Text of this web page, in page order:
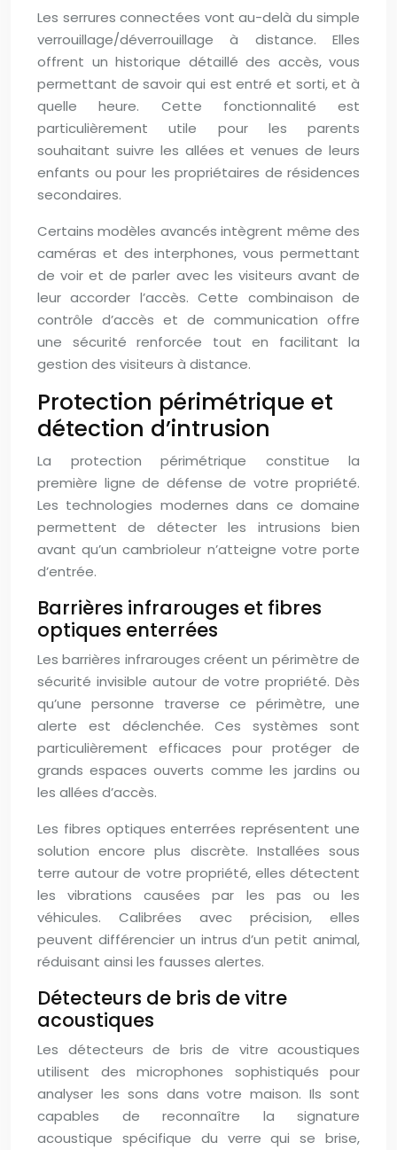
Les serrures connectées vont au-delà du simple
verrouillage/déverrouillage à distance. Elles
offrent un historique détaillé des accès, vous
permettant de savoir qui est entré et sorti, et à
quelle heure. Cette fonctionnalité est
particulièrement utile pour les parents
souhaitant suivre les allées et venues de leurs
enfants ou pour les propriétaires de résidences
secondaires.
Certains modèles avancés intègrent même des
caméras et des interphones, vous permettant
de voir et de parler avec les visiteurs avant de
leur accorder l’accès. Cette combinaison de
contrôle d’accès et de communication offre
une sécurité renforcée tout en facilitant la
gestion des visiteurs à distance.
Protection périmétrique et
détection d’intrusion
La protection périmétrique constitue la
première ligne de défense de votre propriété.
Les technologies modernes dans ce domaine
permettent de détecter les intrusions bien
avant qu’un cambrioleur n’atteigne votre porte
d’entrée.
Barrières infrarouges et fibres
optiques enterrées
Les barrières infrarouges créent un périmètre de
sécurité invisible autour de votre propriété. Dès
qu’une personne traverse ce périmètre, une
alerte est déclenchée. Ces systèmes sont
particulièrement efficaces pour protéger de
grands espaces ouverts comme les jardins ou
les allées d’accès.
Les fibres optiques enterrées représentent une
solution encore plus discrète. Installées sous
terre autour de votre propriété, elles détectent
les vibrations causées par les pas ou les
véhicules. Calibrées avec précision, elles
peuvent différencier un intrus d’un petit animal,
réduisant ainsi les fausses alertes.
Détecteurs de bris de vitre
acoustiques
Les détecteurs de bris de vitre acoustiques
utilisent des microphones sophistiqués pour
analyser les sons dans votre maison. Ils sont
capables de reconnaître la signature
acoustique spécifique du verre qui se brise,